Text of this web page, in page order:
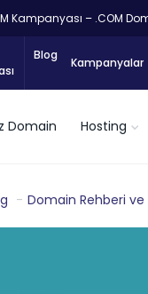
Kampanyası – .COM
Blog
Kampanyalar
Domain Hosting
Domain Rehberi ve